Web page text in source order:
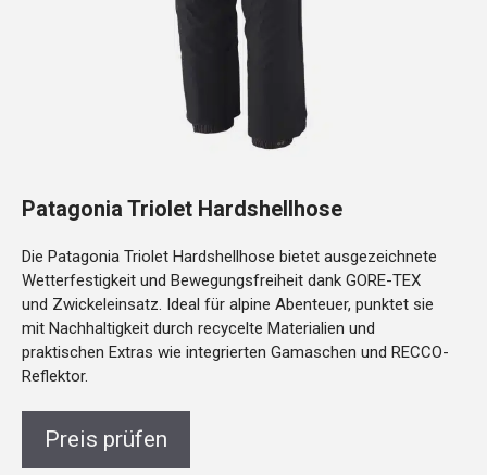
Patagonia Triolet Hardshellhose
Die Patagonia Triolet Hardshellhose bietet ausgezeichnete
Wetterfestigkeit und Bewegungsfreiheit dank GORE-TEX
und Zwickeleinsatz. Ideal für alpine Abenteuer, punktet sie
mit Nachhaltigkeit durch recycelte Materialien und
praktischen Extras wie integrierten Gamaschen und RECCO-
Reflektor.
Preis prüfen